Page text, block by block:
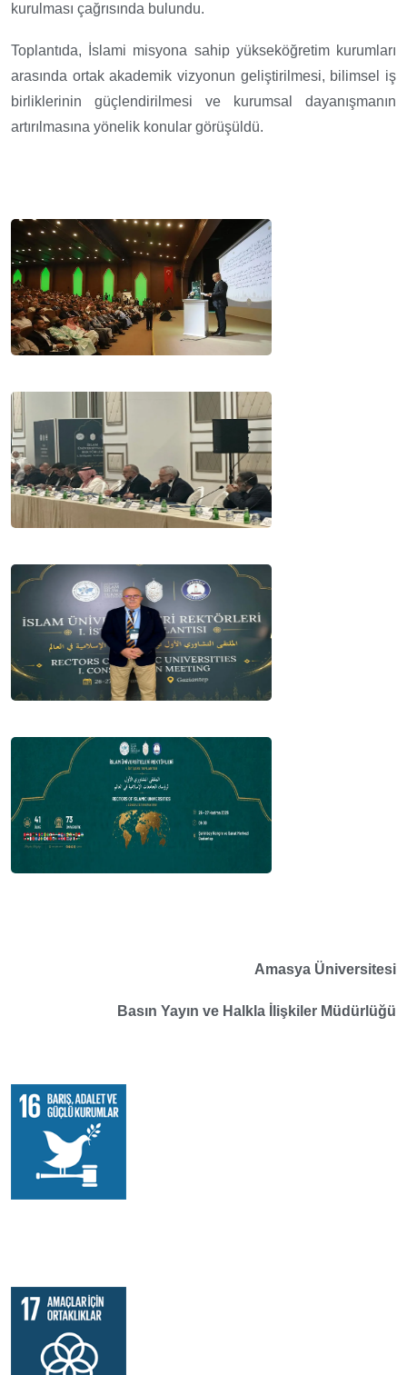
kurulması çağrısında bulundu.
Toplantıda, İslami misyona sahip yükseköğretim kurumları
arasında ortak akademik vizyonun geliştirilmesi, bilimsel iş
birliklerinin güçlendirilmesi ve kurumsal dayanışmanın
artırılmasına yönelik konular görüşüldü.
Amasya Üniversitesi
Basın Yayın ve Halkla İlişkiler Müdürlüğü